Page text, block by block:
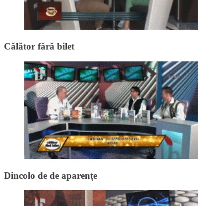
Călător fără bilet
Dincolo de de aparențe